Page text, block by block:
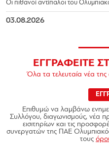
Οι πιθανοί αντίπαλοι του
03.08.2026
ΕΓΓΡΑΦΕΙΤΕ
Όλα τα τελευταία νέα
Επιθυμώ να λαμβάνω
Συλλόγου, διαγωνισμούς, νέα
εισιτηρίων και τις
συνεργατών της ΠΑΕ
τους